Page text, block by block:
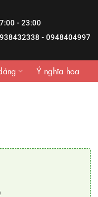
- 23:00
- 0948404997
Ý nghĩa hoa